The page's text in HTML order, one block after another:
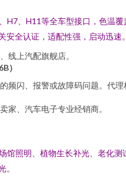
H7、H11等全车型接口，色
全认证，适配性强，启动迅速。
线上汽配旗舰店。
）
频闪、报警或故障码问题。
家、汽车电子专业经销商。
馆照明、植物生长补光、老化
。